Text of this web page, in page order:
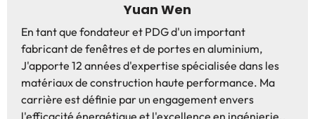
Yuan Wen
En tant que fondateur et PDG d'un important
fabricant de fenêtres et de portes en aluminium,
J'apporte 12 années d'expertise spécialisée dans les
matériaux de construction haute performance. Ma
carrière est définie par un engagement envers